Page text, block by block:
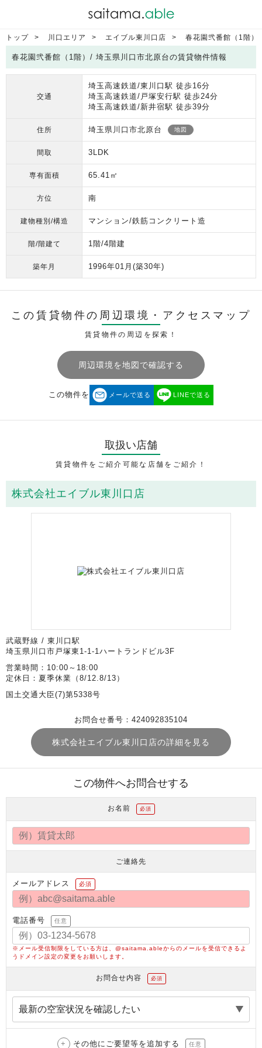
トップ 川口エリア エイブル東川口店 春花園弐番館（1階）
春花園弐番館（1階）/ 埼玉県川口市北原台の賃貸物件情報
交通
埼玉高速鉄道/東川口駅 徒歩16分
埼玉高速鉄道/戸塚安行駅 徒歩24分
埼玉高速鉄道/新井宿駅 徒歩39分
住所 埼玉県川口市北原台 地図
間取 3LDK
専有面積 65.41㎡
方位 南
建物種別/構造 マンション/鉄筋コンクリート造
階/階建て 1階/4階建
築年月 1996年01月 (築30年)
この賃貸物件の周辺環境・ アクセスマップ
賃貸物件の周辺を探索！
周辺環境を地図で確認する
この物件を メールで送る LINEで送る
取扱い店舗
賃貸物件をご紹介可能な店舗をご紹介！
株式会社エイブル東川口店
武蔵野線 / 東川口駅
埼玉県川口市戸塚東1-1-1ハートランドビル3F
営業時間：10:00～18:00
定休日：夏季休業（8/12.8/13）
国土交通大臣(7)第5338号
お問合せ番号：424092835104
株式会社エイブル東川口店の詳細を見る
この物件へお問合せする
お名前 必須
ご連絡先
メールアドレス 必須
電話番号 任意
※メール受信制限をしている方は、@saitama.ableからのメールを受信できるよ
うドメイン設定の変更をお願いします。
お問合せ内容 必須
その他にご要望等を追加する 任意